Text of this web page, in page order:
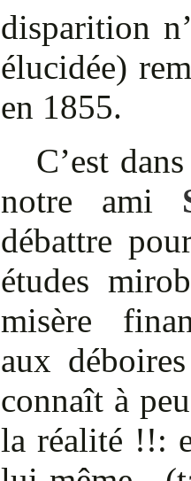
disparition
élucidée)
en 1855.
C’est
notre ami
débattre
études
misère
aux
connaît à
la réalité !!: